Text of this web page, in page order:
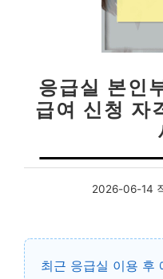
응급실 본인
급여 신청 자
2026-06-14
최근 응급실 이용 후